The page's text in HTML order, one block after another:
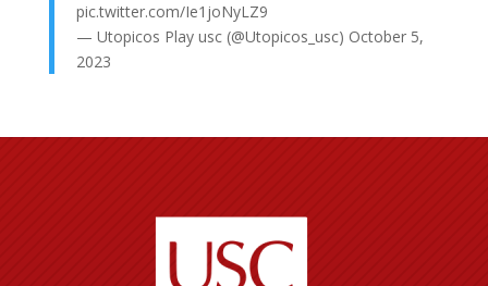
pic.twitter.com/Ie1joNyLZ9
— Utopicos Play usc (@Utopicos_usc) October 5,
2023